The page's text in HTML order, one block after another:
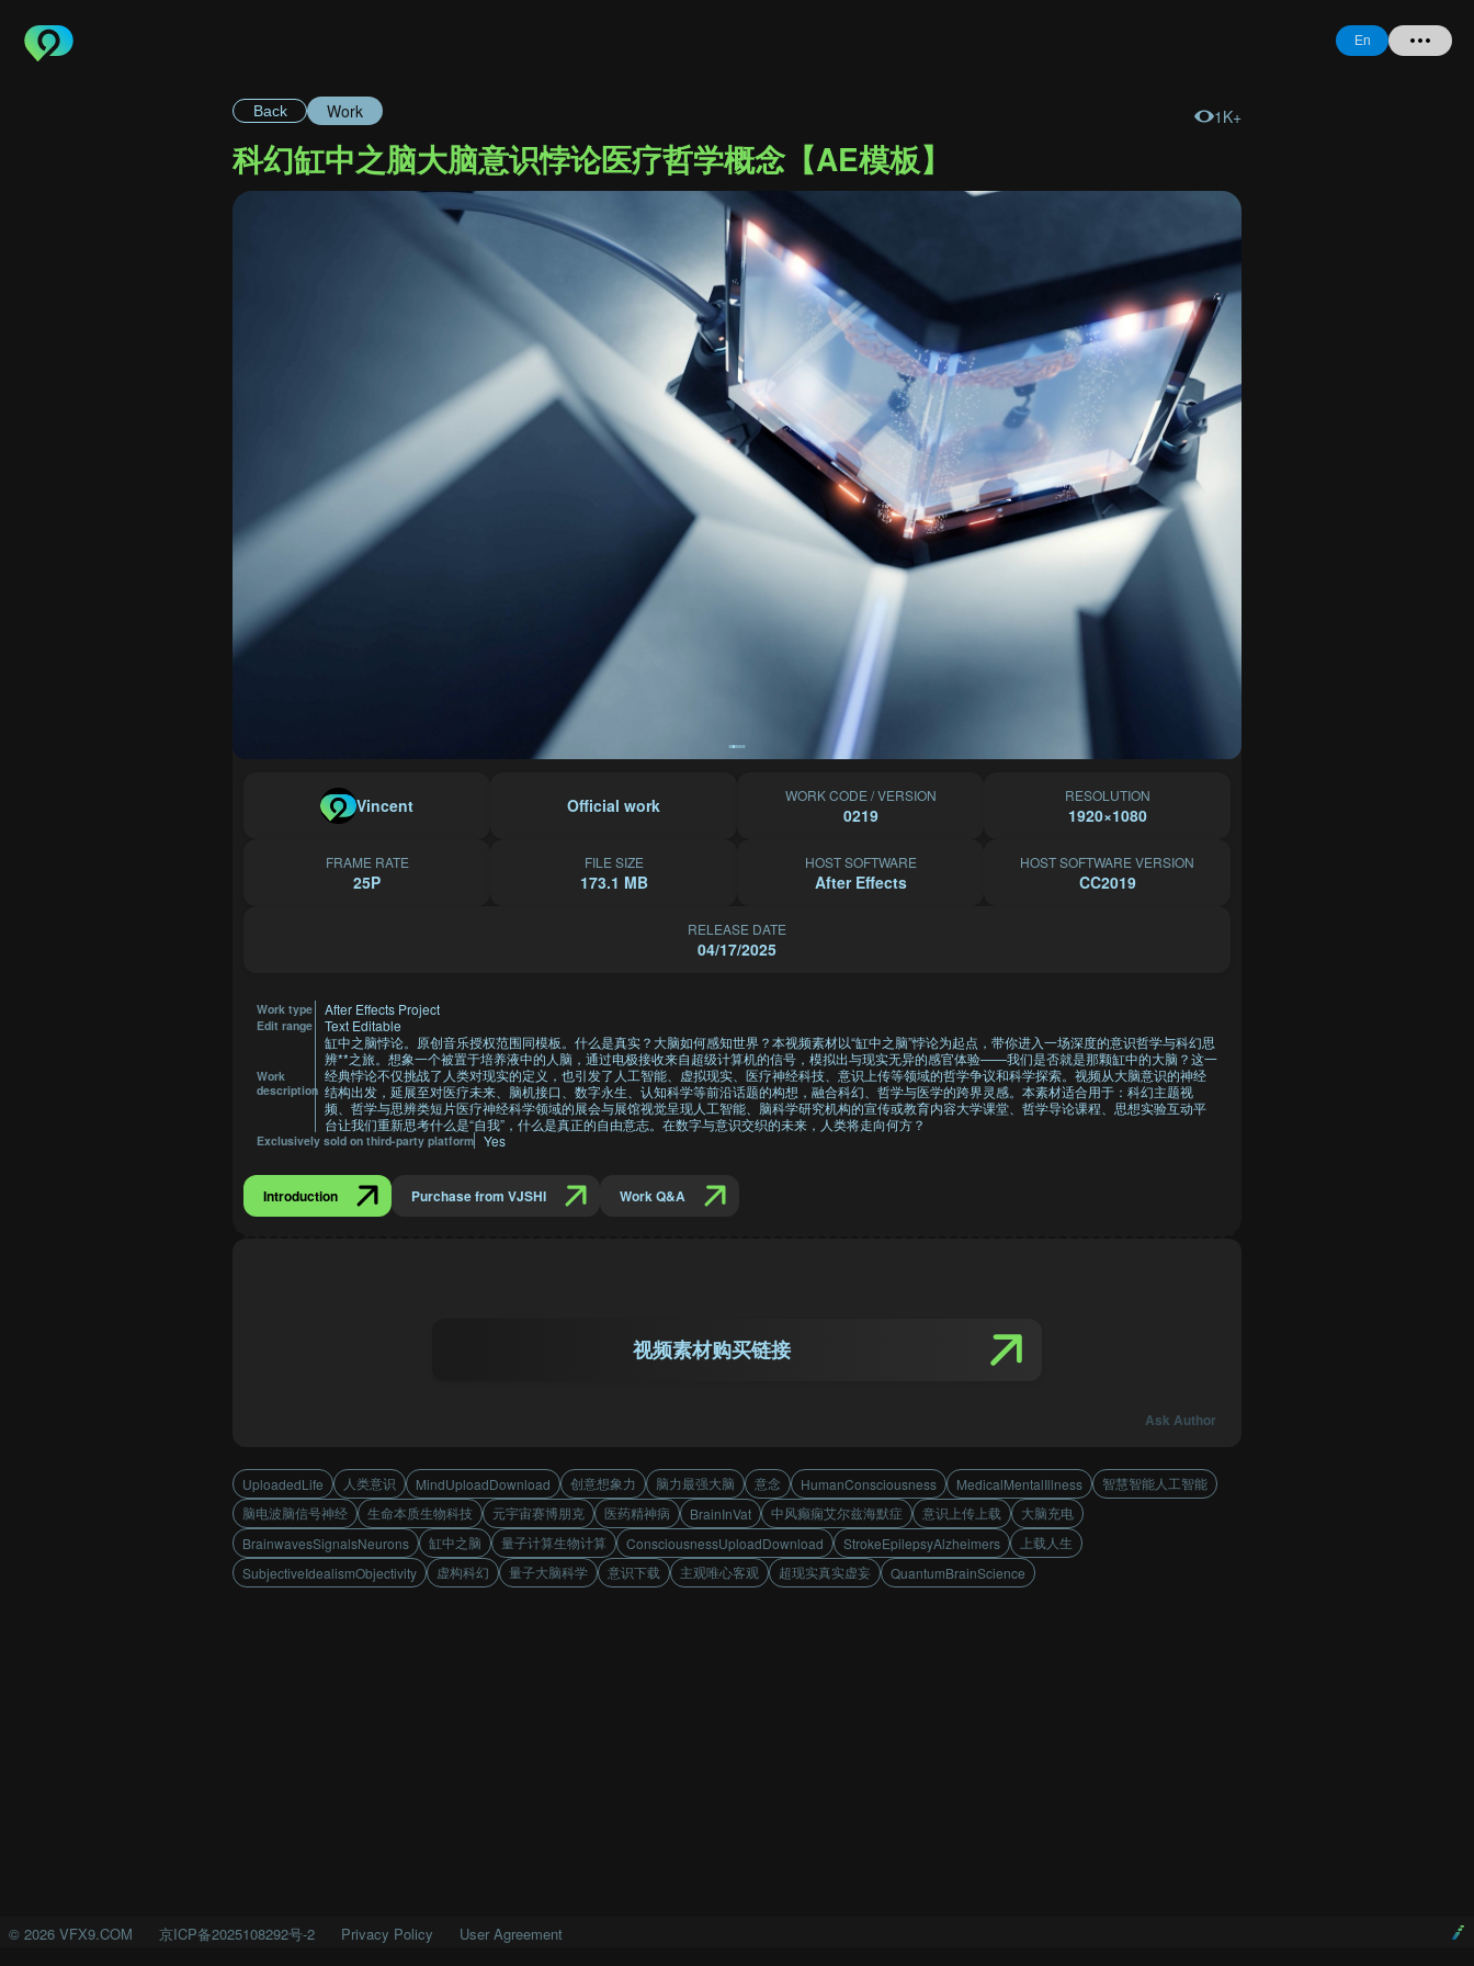
En
© 2026 VFX9.COM 京ICP备2025108292号-2 Privacy Policy User Agreement
Back Work 1K+
科幻缸中之脑大脑意识悖论医疗哲学概念【AE模板】
Vincent Official work WORK CODE / VERSION
0219
RESOLUTION
1920×1080
FRAME RATE
25P
FILE SIZE
173.1 MB
HOST SOFTWARE
After Effects
HOST SOFTWARE VERSION
CC2019
RELEASE DATE
04/17/2025
Work type After Effects Project
Edit range Text Editable
Work
description
缸中之脑悖论。原创音乐授权范围同模板。什么是真实？大脑如何感知世界？本视频素材以“缸中之脑”悖论为起点，带你进入一场深度的意识哲学与科幻思
辨**之旅。想象一个被置于培养液中的人脑，通过电极接收来自超级计算机的信号，模拟出与现实无异的感官体验——我们是否就是那颗缸中的大脑？这一
经典悖论不仅挑战了人类对现实的定义，也引发了人工智能、虚拟现实、医疗神经科技、意识上传等领域的哲学争议和科学探索。视频从大脑意识的神经
结构出发，延展至对医疗未来、脑机接口、数字永生、认知科学等前沿话题的构想，融合科幻、哲学与医学的跨界灵感。本素材适合用于：科幻主题视
频、哲学与思辨类短片医疗神经科学领域的展会与展馆视觉呈现人工智能、脑科学研究机构的宣传或教育内容大学课堂、哲学导论课程、思想实验互动平
台让我们重新思考什么是“自我”，什么是真正的自由意志。在数字与意识交织的未来，人类将走向何方？
Exclusively sold on third-party platform Yes
Introduction Purchase from VJSHI Work Q&A
视频素材购买链接
Ask Author
UploadedLife 人类意识 MindUploadDownload 创意想象力 脑力最强大脑 意念 HumanConsciousness MedicalMentalIllness
智慧智能人工智能
脑电波脑信号神经
生命本质生物科技 元宇宙赛博朋克 医药精神病 BrainInVat 中风癫痫艾尔兹海默症 意识上传上载
大脑充电
BrainwavesSignalsNeurons
缸中之脑 量子计算生物计算 ConsciousnessUploadDownload StrokeEpilepsyAlzheimers
上载人生
SubjectiveIdealismObjectivity
虚构科幻 量子大脑科学 意识下载 主观唯心客观 超现实真实虚妄 QuantumBrainScience